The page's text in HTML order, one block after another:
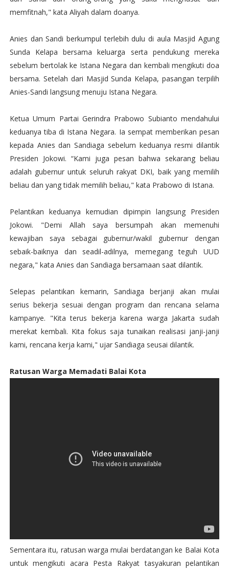
memfitnah," kata Aliyah dalam doanya.
Anies dan Sandi berkumpul terlebih dulu di aula Masjid Agung
Sunda Kelapa bersama keluarga serta pendukung mereka
sebelum bertolak ke Istana Negara dan kembali mengikuti doa
bersama. Setelah dari Masjid Sunda Kelapa, pasangan terpilih
Anies-Sandi langsung menuju Istana Negara.
Ketua Umum Partai Gerindra Prabowo Subianto mendahului
keduanya tiba di Istana Negara. Ia sempat memberikan pesan
kepada Anies dan Sandiaga sebelum keduanya resmi dilantik
Presiden Jokowi. “Kami juga pesan bahwa sekarang beliau
adalah gubernur untuk seluruh rakyat DKI, baik yang memilih
beliau dan yang tidak memilih beliau," kata Prabowo di Istana.
Pelantikan keduanya kemudian dipimpin langsung Presiden
Jokowi. "Demi Allah saya bersumpah akan memenuhi
kewajiban saya sebagai gubernur/wakil gubernur dengan
sebaik-baiknya dan seadil-adilnya, memegang teguh UUD
negara," kata Anies dan Sandiaga bersamaan saat dilantik.
Selepas pelantikan kemarin, Sandiaga berjanji akan mulai
serius bekerja sesuai dengan program dan rencana selama
kampanye. "Kita terus bekerja karena warga Jakarta sudah
merekat kembali. Kita fokus saja tunaikan realisasi janji-janji
kami, rencana kerja kami," ujar Sandiaga seusai dilantik.
Ratusan Warga Memadati Balai Kota
Sementara itu, ratusan warga mulai berdatangan ke Balai Kota
untuk mengikuti acara Pesta Rakyat tasyakuran pelantikan